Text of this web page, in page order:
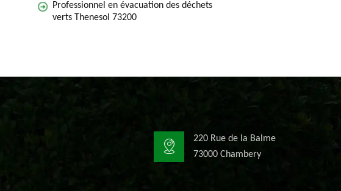
Professionnel en évacuation des déchets
verts Thenesol 73200
220 Rue de la Balme
73000 Chambery